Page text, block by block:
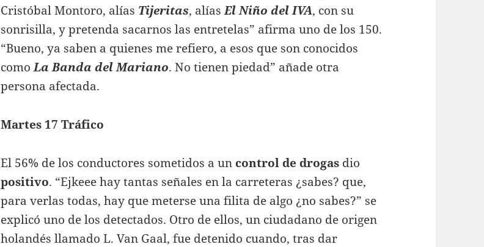
Cristóbal Montoro, alías Tijeritas, alíasEl Niño del IVA, con su
sonrisilla, y pretenda sacarnos las entretelas” afirma uno de los 150.
“Bueno, ya saben a quienes me refiero, a esos que son conocidos
comoLa Banda del Mariano. No tienen piedad” añade otra
persona afectada.
Martes 17 Tráfico
El 56% de los conductores sometidos a un control de drogas dio
positivo. “Ejkeee hay tantas señales en la carreteras ¿sabes? que,
para verlas todas, hay que meterse una filita de algo ¿no sabes?” se
explicó uno de los detectados. Otro de ellos, un ciudadano de origen
holandés llamado L. Van Gaal, fue detenido cuando, tras dar